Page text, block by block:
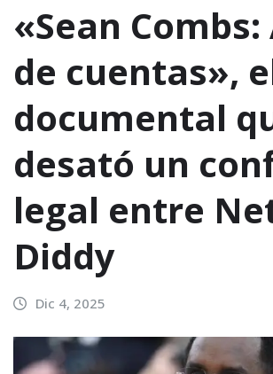
«Sean
de cuentas»,
documental
desató un
legal entre
Diddy
Dic 4, 2025